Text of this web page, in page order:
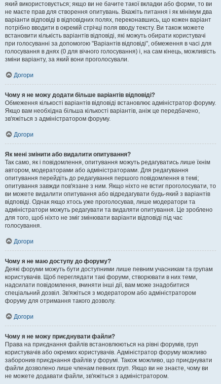
який використовується; якщо ви не бачите такої вкладки або форми, то ви
не маєте прав для створення опитувань. Вкажіть питання і як мінімум два
варіанти відповіді в відповідних полях, переконавшись, що кожен варіант
потрібно вводити в окремій стрічці поля вводу тексту. Ви також можете
встановити кількість варіантів відповіді, які можуть обирати користувачі
при голосуванні за допомогою "Варіантів відповіді", обмеження в часі для
голосування в днях (0 для вічного голосування) і, на сам кінець, можливість
зміни варіанту, за який вони проголосували.
Догори
Чому я не можу додати більше варіантів відповіді?
Обмеження кількості варіантів відповіді встановлює адміністратор форуму.
Якщо вам необхідна більша кількості варіантів, аніж це передбачено,
зв'яжіться з адміністратором форуму.
Догори
Як мені змінити або видалити опитування?
Так само, як і повідомлення, опитування можуть редагуватись лише їхнім
автором, модераторами або адміністраторами. Для редагування
опитування перейдіть до редагування першого повідомлення в темі;
опитування завжди пов'язане з ним. Якщо ніхто не встиг проголосувати, то
ви можете видалити опитування або відредагувати будь-який з варіантів
відповіді. Однак якщо хтось уже проголосував, лише модератори та
адміністратори можуть редагувати та видаляти опитування. Це зроблено
для того, щоб ніхто не зміг змінювати варіанти відповіді під час
голосування.
Догори
Чому я не маю доступу до форуму?
Деякі форуми можуть бути доступними лише певним учасникам та групам
користувачів. Щоб переглядати такі форуми, створювати в них теми,
надсилати повідомлення, вчиняти інші дії, вам може знадобитися
спеціальний дозвіл. Зв'яжіться з модератором або адміністратором
форуму для отримання такого дозволу.
Догори
Чому я не можу приєднувати файли?
Права на приєднання файлів встановлюються на рівні форумів, груп
користувачів або окремих користувачів. Адміністратор форуму можливо
заборонив приєднання файлів у форумі. Також можливо, що приєднувати
файли дозволено лише членам певних груп. Якщо ви не знаєте, чому ви
не можете додавати файли, зв'яжіться з адміністратором.